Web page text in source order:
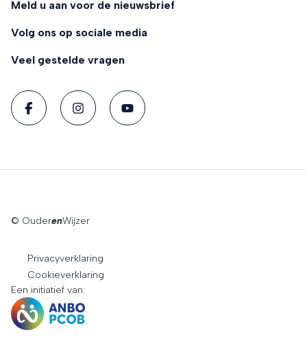
Meld u aan voor de nieuwsbrief
Volg ons op sociale media
Veel gestelde vragen
© OuderenWijzer
Privacyverklaring
Cookieverklaring
Een initiatief van: